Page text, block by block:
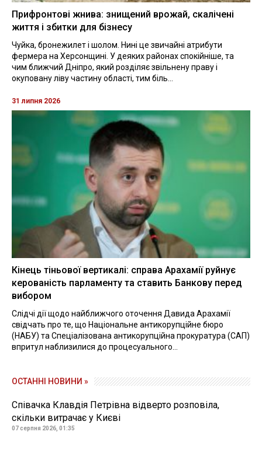
Прифронтові жнива: знищений врожай, скалічені
життя і збитки для бізнесу
Чуйка, бронежилет і шолом. Нині це звичайні атрибути
фермера на Херсонщині. У деяких районах спокійніше, та
чим ближчий Дніпро, який розділяє звільнену праву і
окуповану ліву частину області, тим біль...
31 липня 2026
Кінець тіньової вертикалі: справа Арахамії руйнує
керованість парламенту та ставить Банкову перед
вибором
Слідчі дії щодо найближчого оточення Давида Арахамії
свідчать про те, що Національне антикорупційне бюро
(НАБУ) та Спеціалізована антикорупційна прокуратура (САП)
впритул наблизилися до процесуального...
ОСТАННІ НОВИНИ »
Співачка Клавдія Петрівна відверто розповіла,
скільки витрачає у Києві
07 серпня 2026, 01:35